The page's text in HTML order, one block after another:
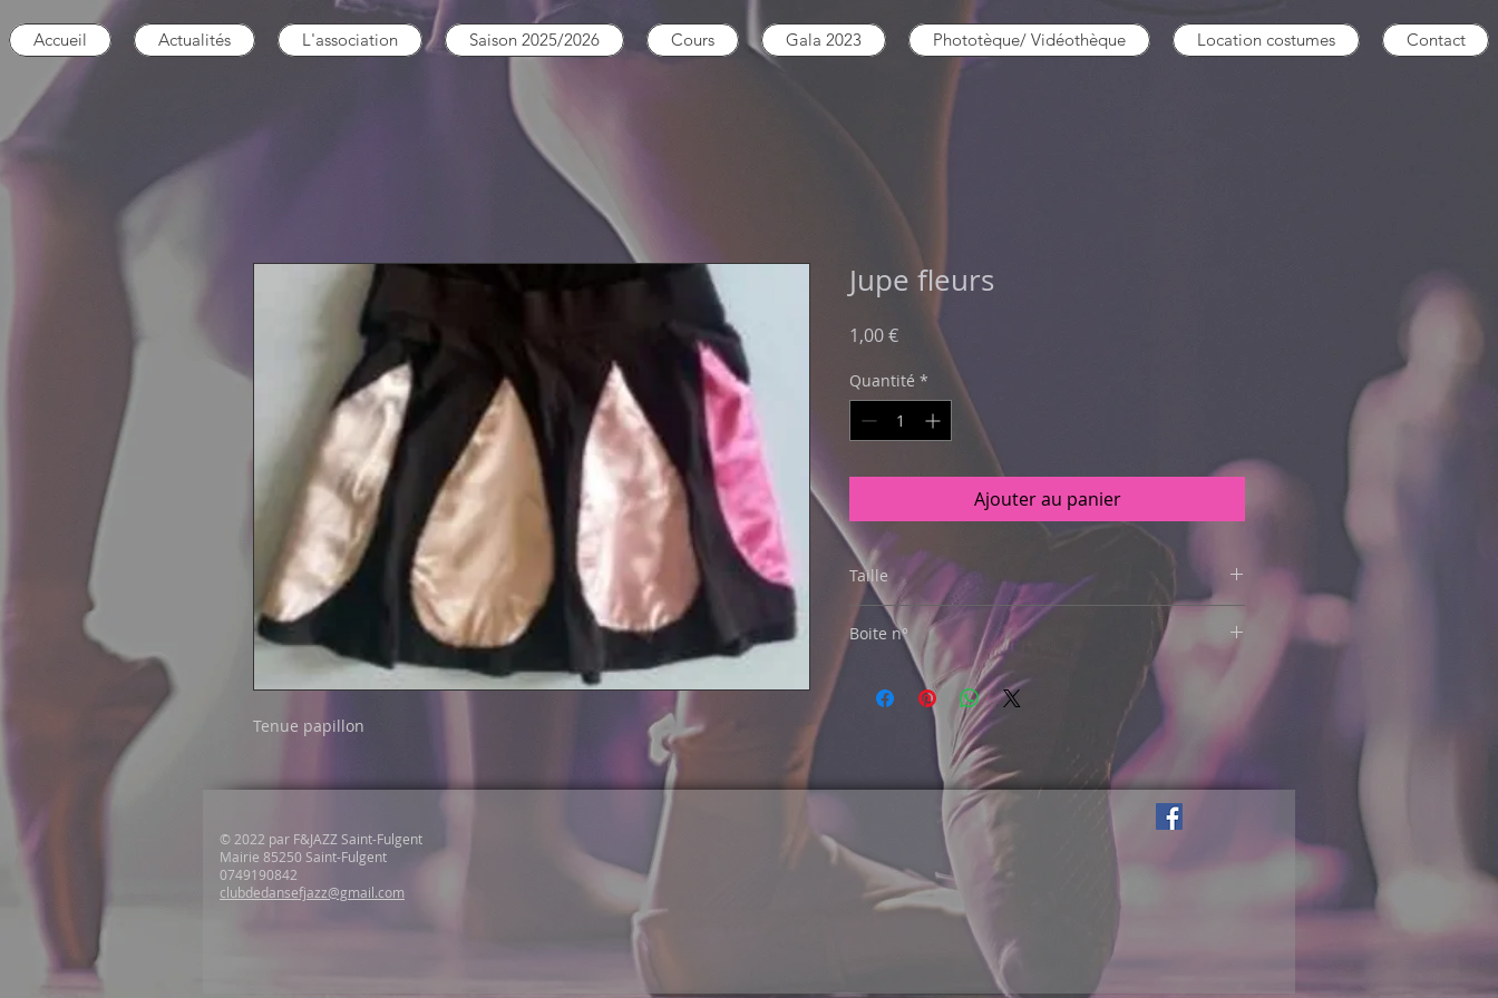
Accueil Actualités L'association Saison 2025/2026 Cours Gala 2023 Phototèque/ Vidéothèque Location costumes Contact
Tenue papillon
Jupe fleurs
1,00 €Prix
Quantité *
Ajouter au panier
Taille
Ados
Boite n°
© 2022 par F&JAZZ Saint-Fulgent
Mairie 85250 Saint-Fulgent
0749190842
clubdedansefjazz@gmail.com